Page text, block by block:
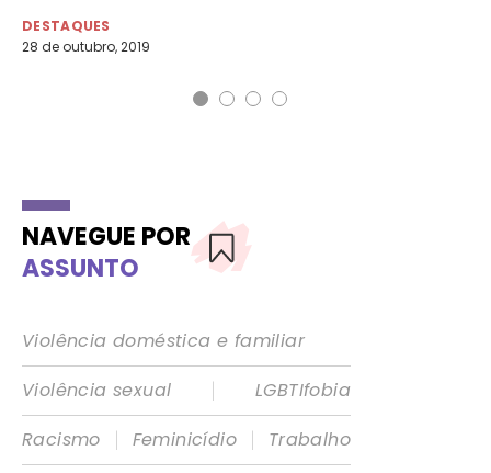
DESTAQUES
28 de outubro, 2019
NAVEGUE POR
ASSUNTO
Violência doméstica e familiar
Violência sexual
|
LGBTIfobia
Racismo
| Feminicídio |
Trabalho